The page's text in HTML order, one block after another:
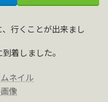
行くことが出来まし
着しました。